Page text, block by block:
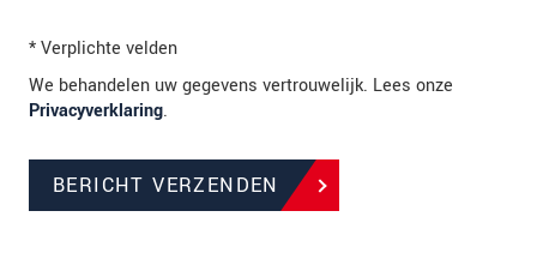
* Verplichte velden
We behandelen uw gegevens vertrouwelijk. Lees onze
Privacyverklaring.
BERICHT VERZENDEN